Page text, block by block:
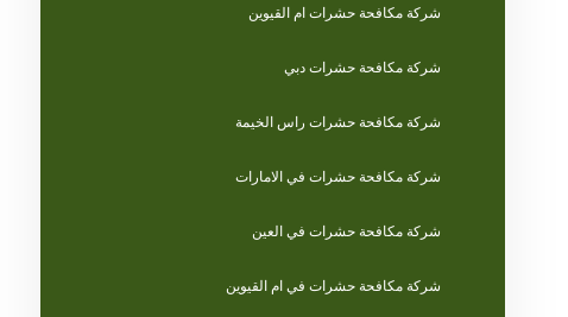
شركة مكافحة حشرات ام القيوين
شركة مكافحة حشرات دبي
شركة مكافحة حشرات راس الخيمة
شركة مكافحة حشرات في الامارات
شركة مكافحة حشرات في العين
شركة مكافحة حشرات في ام القيوين